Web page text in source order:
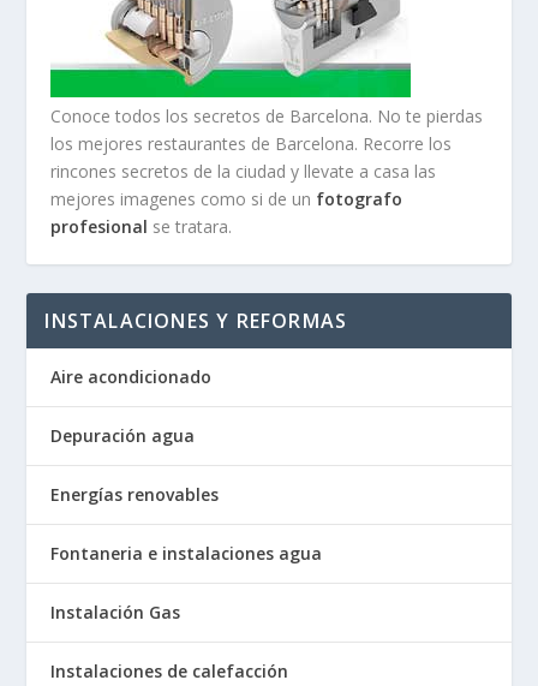
Conoce todos los secretos de Barcelona. No te pierdas
los mejores restaurantes de Barcelona. Recorre los
rincones secretos de la ciudad y llevate a casa las
mejores imagenes como si de un fotografo
profesional se tratara.
INSTALACIONES Y REFORMAS
Aire acondicionado
Depuración agua
Energías renovables
Fontaneria e instalaciones agua
Instalación Gas
Instalaciones de calefacción